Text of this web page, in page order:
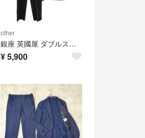
other
銀座 英國屋 ダブルスーツ セットアップ 上下 テーラードジャケット パンツ
¥5,900